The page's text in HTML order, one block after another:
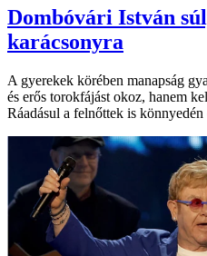
Dombóvári István
karácsonyra
A gyerekek körében manapság
és erős torokfájást okoz, hanem
Ráadásul a felnőttek is